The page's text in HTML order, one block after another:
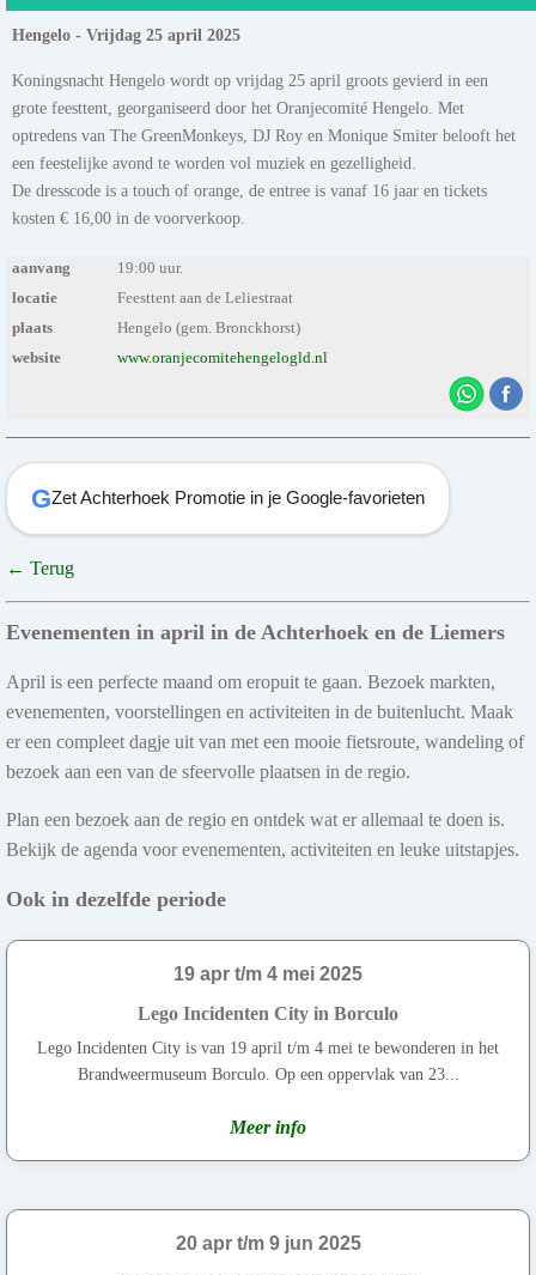
Hengelo - Vrijdag 25 april 2025
Koningsnacht Hengelo wordt op vrijdag 25 april groots gevierd in een
grote feesttent, georganiseerd door het Oranjecomité Hengelo. Met
optredens van The GreenMonkeys, DJ Roy en Monique Smiter belooft het
een feestelijke avond te worden vol muziek en gezelligheid.
De dresscode is a touch of orange, de entree is vanaf 16 jaar en tickets
kosten € 16,00 in de voorverkoop.
aanvang
19:00 uur.
locatie
Feesttent aan de Leliestraat
plaats
Hengelo (gem. Bronckhorst)
website
www.oranjecomitehengelogld.nl
GZet Achterhoek Promotie in je Google-favorieten
← Terug
Evenementen in april in de Achterhoek en de Liemers
April is een perfecte maand om eropuit te gaan. Bezoek markten,
evenementen, voorstellingen en activiteiten in de buitenlucht. Maak
er een compleet dagje uit van met een mooie fietsroute, wandeling of
bezoek aan een van de sfeervolle plaatsen in de regio.
Plan een bezoek aan de regio en ontdek wat er allemaal te doen is.
Bekijk de agenda voor evenementen, activiteiten en leuke uitstapjes.
Ook in dezelfde periode
19 apr t/m 4 mei 2025
Lego Incidenten City in Borculo
Lego Incidenten City is van 19 april t/m 4 mei te bewonderen in het
Brandweermuseum Borculo. Op een oppervlak van 23...
Meer info
20 apr t/m 9 jun 2025